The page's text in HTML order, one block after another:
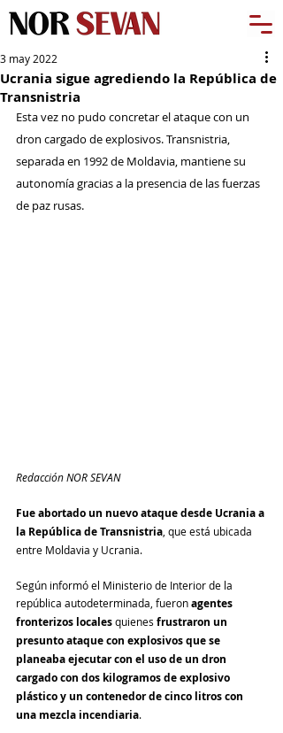
Ucrania sigue agrediendo la República de
Transnistria
3 may 2022
Esta vez no pudo concretar el ataque con un
dron cargado de explosivos. Transnistria,
separada en 1992 de Moldavia, mantiene su
autonomía gracias a la presencia de las fuerzas
de paz rusas.
Redacción NOR SEVAN
Fue abortado un nuevo ataque desde Ucrania a
la República de Transnistria , que está ubicada
entre Moldavia y Ucrania.
Según informó el Ministerio de Interior de la
república autodeterminada, fueron agentes
fronterizos locales quienes frustraron un
presunto ataque con explosivos que se
planeaba ejecutar con el uso de un dron
cargado con dos kilogramos de explosivo
plástico y un contenedor de cinco litros con
una mezcla incendiaria.